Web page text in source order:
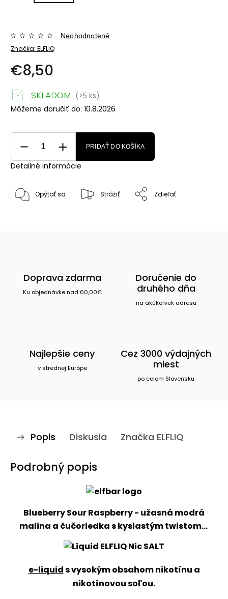
Značka: ELFLIQ
Neohodnotené
€8,50
SKLADOM (>5 ks)
Môžeme doručiť do: 10.8.2026
PRIDAŤ DO KOŠÍKA
Detailné informácie
Opýtať sa Strážiť Zdieľať
Doprava zdarma
Ku objednávke nad 60,00€
Doručenie do
druhého dňa
na akúkoľvek adresu
Najlepšie ceny
v strednej Európe
Cez 3000 výdajných
miest
po celom Slovensku
Popis Diskusia Značka ELFLIQ
Podrobný popis
Blueberry Sour Raspberry - užasná modrá
malina a čučoriedka s kyslastým twistom...
e-liquids vysokým obsahom nikotínu a
nikotínovou soľou.